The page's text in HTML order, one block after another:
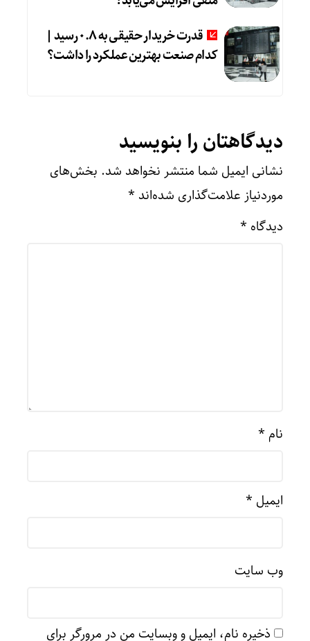
قدرت خریدار حقیقی به ۰.۸ رسید |
کدام صنعت بهترین عملکرد را داشت؟
دیدگاهتان را بنویسید
نشانی ایمیل شما منتشر نخواهد شد. بخش‌های
موردنیاز علامت‌گذاری شده‌اند *
دیدگاه *
نام *
ایمیل *
وب‌ سایت
ذخیره نام، ایمیل و وبسایت من در مرورگر برای